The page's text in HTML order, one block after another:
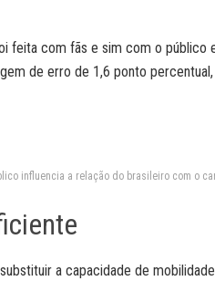
feita com fãs e sim com o público
de erro de 1,6 ponto
influencia a relação do brasileiro com o
a capacidade de